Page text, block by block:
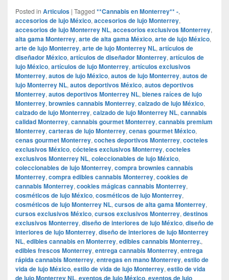
Posted in Articulos | Tagged **Cannabis en Monterrey** -,
accesorios de lujo México, accesorios de lujo Monterrey,
accesorios de lujo Monterrey NL, accesorios exclusivos Monterrey,
alta gama Monterrey, arte de alta gama México, arte de lujo México,
arte de lujo Monterrey, arte de lujo Monterrey NL, artículos de
diseñador México, artículos de diseñador Monterrey, artículos de
lujo México, artículos de lujo Monterrey, artículos exclusivos
Monterrey, autos de lujo México, autos de lujo Monterrey, autos de
lujo Monterrey NL, autos deportivos México, autos deportivos
Monterrey, autos deportivos Monterrey NL, bienes raíces de lujo
Monterrey, brownies cannabis Monterrey, calzado de lujo México,
calzado de lujo Monterrey, calzado de lujo Monterrey NL, cannabis
calidad Monterrey, cannabis gourmet Monterrey, cannabis premium
Monterrey, carteras de lujo Monterrey, cenas gourmet México,
cenas gourmet Monterrey, coches deportivos Monterrey, cocteles
exclusivos México, cócteles exclusivos Monterrey, cocteles
exclusivos Monterrey NL, coleccionables de lujo México,
coleccionables de lujo Monterrey, compra brownies cannabis
Monterrey, compra edibles cannabis Monterrey, cookies de
cannabis Monterrey, cookies mágicas cannabis Monterrey,
cosméticos de lujo México, cosméticos de lujo Monterrey,
cosméticos de lujo Monterrey NL, cursos de alta gama Monterrey,
cursos exclusivos México, cursos exclusivos Monterrey, destinos
exclusivos Monterrey, diseño de interiores de lujo México, diseño de
interiores de lujo Monterrey, diseño de interiores de lujo Monterrey
NL, edibles cannabis en Monterrey, edibles cannabis Monterrey.,
edibles frescos Monterrey, entrega cannabis Monterrey, entrega
rápida cannabis Monterrey, entregas en mano Monterrey, estilo de
vida de lujo México, estilo de vida de lujo Monterrey, estilo de vida
de lujo Monterrey NL, eventos de lujo México, eventos de lujo